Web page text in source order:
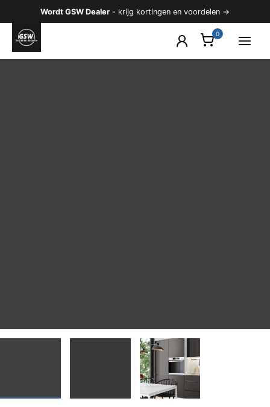
naar
inhoud
Wordt GSW Dealer - krijg kortingen en voordelen →